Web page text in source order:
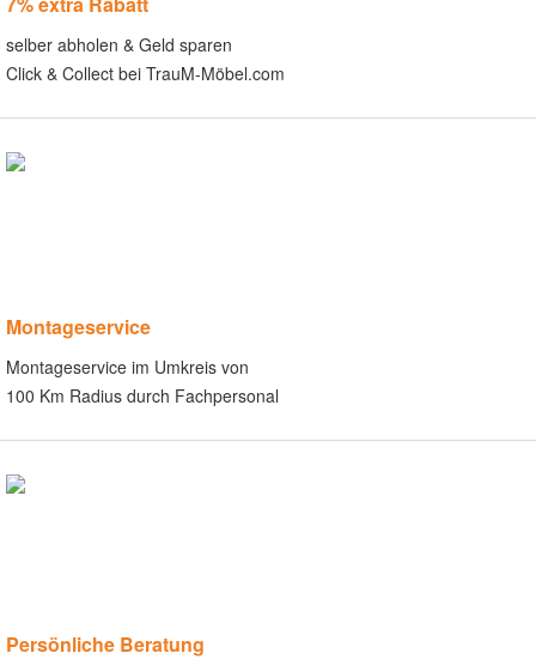
selber abholen & Geld sparen
Click & Collect bei TrauM-Möbel.com
Montageservice
Montageservice im Umkreis von
100 Km Radius durch Fachpersonal
Persönliche Beratung